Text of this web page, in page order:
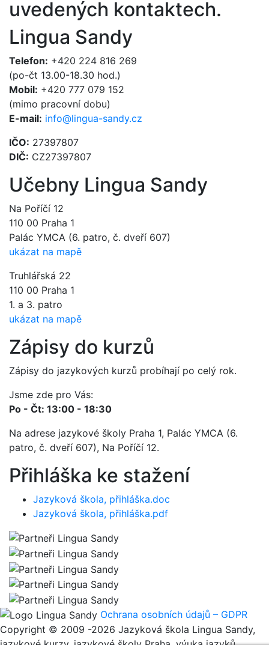
uvedených kontaktech.
Lingua Sandy
Telefon: +420 224 816 269
(po-čt 13.00-18.30 hod.)
Mobil: +420 777 079 152
(mimo pracovní dobu)
E-mail: info@lingua-sandy.cz
IČO: 27397807
DIČ: CZ27397807
Učebny Lingua Sandy
Na Poříčí 12
110 00 Praha 1
Palác YMCA (6. patro, č. dveří 607)
ukázat na mapě
Truhlářská 22
110 00 Praha 1
1. a 3. patro
ukázat na mapě
Zápisy do kurzů
Zápisy do jazykových kurzů probíhají po celý rok.
Jsme zde pro Vás:
Po - Čt: 13:00 - 18:30
Na adrese jazykové školy Praha 1, Palác YMCA (6.
patro, č. dveří 607), Na Poříčí 12.
Přihláška ke stažení
Jazyková škola, přihláška.doc
Jazyková škola, přihláška.pdf
Ochrana osobních údajů – GDPR
Copyright © 2009 -2026 Jazyková škola Lingua Sandy,